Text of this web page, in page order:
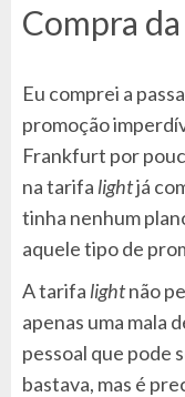
Compra
Eu comprei a
promoção
Frankfurt por
na tarifa lightjá
tinha nenhum
aquele tipo de
A tarifa lightnão
apenas uma mala
pessoal que pode
bastava, mas é